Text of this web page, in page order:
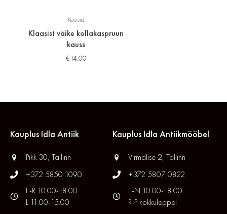
Kausid
Klaasist väike kollakaspruun
kauss
€14.00
Kauplus Idla Antiik
Pikk 30, Tallinn
+372 5850 1090
E-R 10.00-18.00
L 11.00-15.00
Kauplus Idla Antiikmööbel
Virmalise 2, Tallinn
+372 5807 0822
E-N 10.00-18.00
R-P kokkuleppel